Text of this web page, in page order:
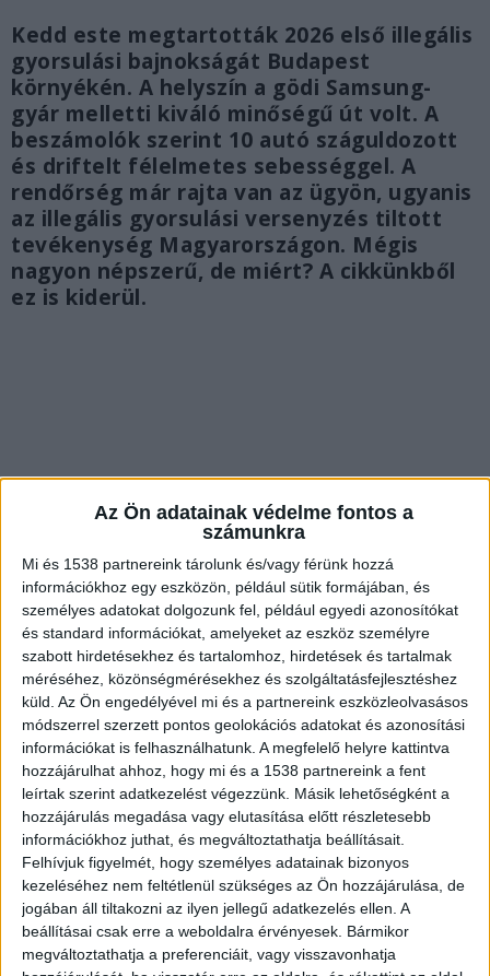
Az Ön adatainak védelme fontos a
számunkra
Mi és 1538 partnereink tárolunk és/vagy férünk hozzá
információkhoz egy eszközön, például sütik formájában, és
személyes adatokat dolgozunk fel, például egyedi azonosítókat
és standard információkat, amelyeket az eszköz személyre
szabott hirdetésekhez és tartalomhoz, hirdetések és tartalmak
méréséhez, közönségmérésekhez és szolgáltatásfejlesztéshez
küld. Az Ön engedélyével mi és a partnereink eszközleolvasásos
módszerrel szerzett pontos geolokációs adatokat és azonosítási
információkat is felhasználhatunk. A megfelelő helyre kattintva
hozzájárulhat ahhoz, hogy mi és a 1538 partnereink a fent
leírtak szerint adatkezelést végezzünk. Másik lehetőségként a
hozzájárulás megadása vagy elutasítása előtt részletesebb
információkhoz juthat, és megváltoztathatja beállításait.
Felhívjuk figyelmét, hogy személyes adatainak bizonyos
kezeléséhez nem feltétlenül szükséges az Ön hozzájárulása, de
jogában áll tiltakozni az ilyen jellegű adatkezelés ellen. A
beállításai csak erre a weboldalra érvényesek. Bármikor
megváltoztathatja a preferenciáit, vagy visszavonhatja
Kedd este megtartották 2026 első illegális
gyorsulási bajnokságát Budapest
környékén. A helyszín a gödi Samsung-
gyár melletti kiváló minőségű út volt. A
beszámolók szerint 10 autó száguldozott
és driftelt félelmetes sebességgel. A
rendőrség már rajta van az ügyön, ugyanis
az illegális gyorsulási versenyzés tiltott
tevékenység Magyarországon. Mégis
nagyon népszerű, de miért? A cikkünkből
ez is kiderül.
Illegális autóversenyzők Gödön
Kedden este több autó is gyorsulási versenyt és
driftelést tartott a gödi Samsung-gyár melletti
úton. Az aszfalt kiváló minőségű, ezért népszerű
az illegális versenyzők között. Augusztusban már
vizsgálta a rendőrség az ügyet, de semmire sem
jutottak. Ahellogod.huhelyi portál beszámolója
szerint ismét megjelentek az illegális versenyzők
az akkugyár melletti úton. Egy férfi jelezte a
tiltott versenyt a portálnak, mondván ezekben a